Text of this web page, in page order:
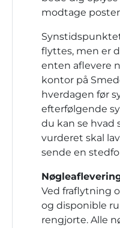
modtage
flyttes, men er
enten aflevere
kontor på
hverdagen før
efterfølgende
du kan se hvad
vurderet skal
sende en
Ved fraflytning
og disponible
rengjorte. Alle